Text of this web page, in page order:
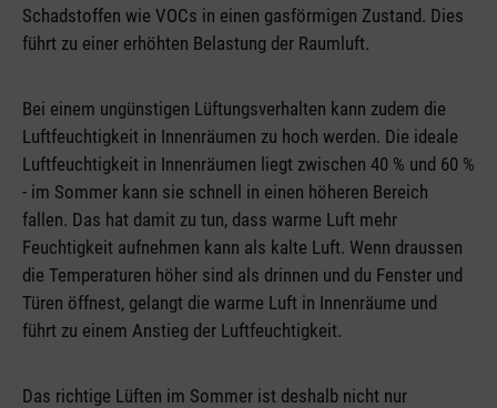
Schadstoffen wie VOCs in einen gasförmigen Zustand. Dies
führt zu einer erhöhten Belastung der Raumluft.
Bei einem ungünstigen Lüftungsverhalten kann zudem die
Luftfeuchtigkeit in Innenräumen zu hoch werden. Die ideale
Luftfeuchtigkeit in Innenräumen liegt zwischen 40 % und 60 %
- im Sommer kann sie schnell in einen höheren Bereich
fallen. Das hat damit zu tun, dass warme Luft mehr
Feuchtigkeit aufnehmen kann als kalte Luft. Wenn draussen
die Temperaturen höher sind als drinnen und du Fenster und
Türen öffnest, gelangt die warme Luft in Innenräume und
führt zu einem Anstieg der Luftfeuchtigkeit.
Das richtige Lüften im Sommer ist deshalb nicht nur